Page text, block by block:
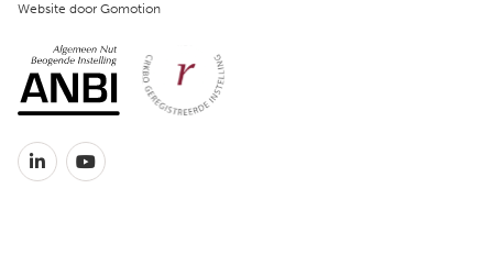
Website door Gomotion